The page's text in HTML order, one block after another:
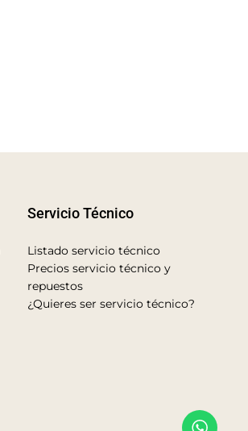
Servicio Técnico
Listado servicio técnico
Precios servicio técnico y
repuestos
¿Quieres ser servicio técnico?